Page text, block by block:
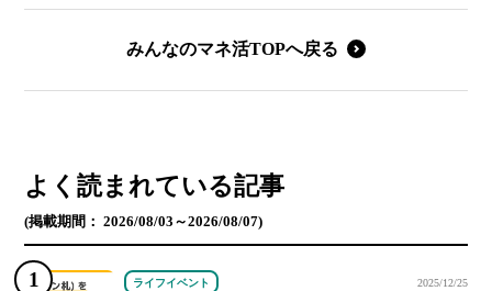
みんなのマネ活TOPへ戻る
よく読まれている記事
(掲載期間： 2026/08/03～2026/08/07)
ライフイベント 2025/12/25